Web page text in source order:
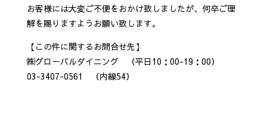
お客様には大変ご不便をおかけ致しましたが、何卒ご理
解を賜りますようお願い致します。
【この件に関するお問合せ先】
㈱グローバルダイニング （平日10：00-19：00）
03-3407-0561 （内線54）